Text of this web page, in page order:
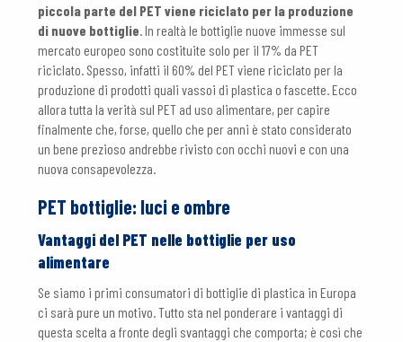
piccola parte del PET viene riciclato per la produzione
di nuove bottiglie. In realtà le bottiglie nuove immesse sul
mercato europeo sono costituite solo per il 17% da PET
riciclato. Spesso, infatti il 60% del PET viene riciclato per la
produzione di prodotti quali vassoi di plastica o fascette. Ecco
allora tutta la verità sul PET ad uso alimentare, per capire
finalmente che, forse, quello che per anni è stato considerato
un bene prezioso andrebbe rivisto con occhi nuovi e con una
nuova consapevolezza.
PET bottiglie: luci e ombre
Vantaggi del PET nelle bottiglie per uso
alimentare
Se siamo i primi consumatori di bottiglie di plastica in Europa
ci sarà pure un motivo. Tutto sta nel ponderare i vantaggi di
questa scelta a fronte degli svantaggi che comporta; è così che